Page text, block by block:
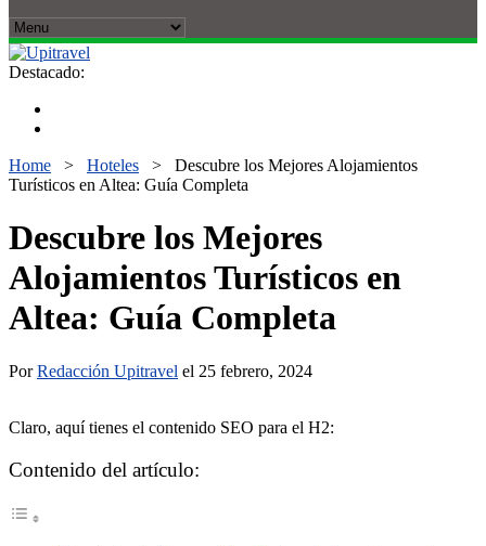
Destacado:
Home > Hoteles > Descubre los Mejores Alojamientos
Turísticos en Altea: Guía Completa
Descubre los Mejores
Alojamientos Turísticos en
Altea: Guía Completa
PorRedacción Upitravel el 25 febrero, 2024
Claro, aquí tienes el contenido SEO para el H2:
Contenido del artículo: